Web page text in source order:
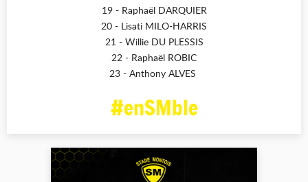
19 - Raphaël DARQUIER
20 - Lisati MILO-HARRIS
21 - Willie DU PLESSIS
22 - Raphaël ROBIC
23 - Anthony ALVES
#enSMble